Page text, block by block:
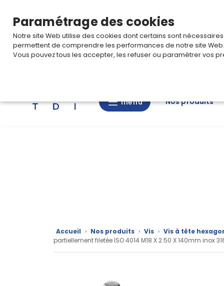
produits
CAD/3D
menu
menu Nos produits
Accueil › Nos produits › Vis › Vis à tête
partiellement filetée ISO 4014 M18 X 2.50 X 140mm inox
Paramétrage des cookies
Notre site Web utilise des cookies dont certains sont
permettent de comprendre les performances de notre site Web.
Vous pouvez tous les accepter, les refuser ou paramétrer vos